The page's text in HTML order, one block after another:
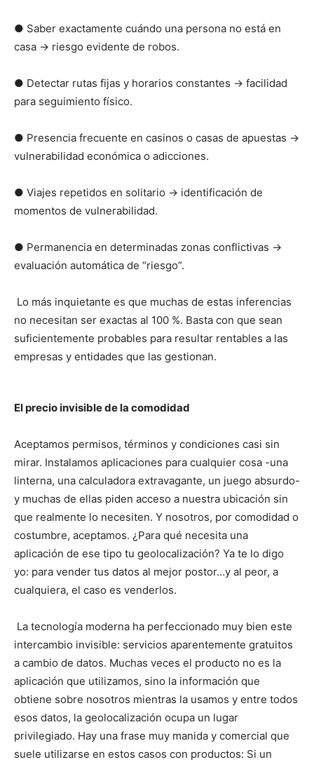
● Saber exactamente cuándo una persona no está en
casa → riesgo evidente de robos.
● Detectar rutas fijas y horarios constantes → facilidad
para seguimiento físico.
● Presencia frecuente en casinos o casas de apuestas →
vulnerabilidad económica o adicciones.
● Viajes repetidos en solitario → identificación de
momentos de vulnerabilidad.
● Permanencia en determinadas zonas conflictivas →
evaluación automática de “riesgo”.
Lo más inquietante es que muchas de estas inferencias
no necesitan ser exactas al 100 %. Basta con que sean
suficientemente probables para resultar rentables a las
empresas y entidades que las gestionan.
El precio invisible de la comodidad
Aceptamos permisos, términos y condiciones casi sin
mirar. Instalamos aplicaciones para cualquier cosa -una
linterna, una calculadora extravagante, un juego absurdo-
y muchas de ellas piden acceso a nuestra ubicación sin
que realmente lo necesiten. Y nosotros, por comodidad o
costumbre, aceptamos. ¿Para qué necesita una
aplicación de ese tipo tu geolocalización? Ya te lo digo
yo: para vender tus datos al mejor postor…y al peor, a
cualquiera, el caso es venderlos.
La tecnología moderna ha perfeccionado muy bien este
intercambio invisible: servicios aparentemente gratuitos
a cambio de datos. Muchas veces el producto no es la
aplicación que utilizamos, sino la información que
obtiene sobre nosotros mientras la usamos y entre todos
esos datos, la geolocalización ocupa un lugar
privilegiado. Hay una frase muy manida y comercial que
suele utilizarse en estos casos con productos: Si un